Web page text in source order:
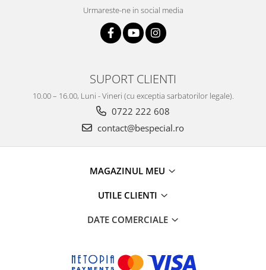
Urmareste-ne in social media
SUPORT CLIENTI
10.00 – 16.00, Luni - Vineri (cu exceptia sarbatorilor legale).
0722 222 608
contact@bespecial.ro
MAGAZINUL MEU
UTILE CLIENTI
DATE COMERCIALE